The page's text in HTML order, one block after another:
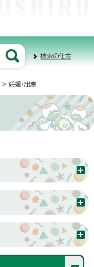
検索の仕方
> 妊娠・出産